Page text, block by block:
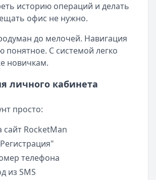
историю операций и делать
офис не нужно.
до мелочей. Навигация
понятное. С системой легко
новичкам.
личного кабинета
просто:
сайт RocketMan
телефона
из SMS